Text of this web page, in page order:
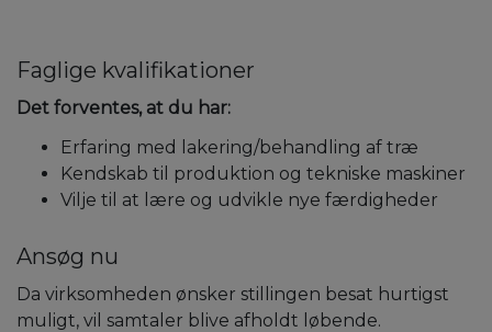
Faglige kvalifikationer
Det forventes, at du har:
Erfaring med lakering/behandling af træ
Kendskab til produktion og tekniske maskiner
Vilje til at lære og udvikle nye færdigheder
Ansøg nu
Da virksomheden ønsker stillingen besat hurtigst
muligt, vil samtaler blive afholdt løbende.